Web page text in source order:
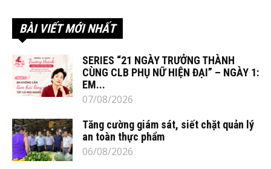
BÀI VIẾT MỚI NHẤT
SERIES “21 NGÀY TRƯỞNG THÀNH
CÙNG CLB PHỤ NỮ HIỆN ĐẠI” – NGÀY 1:
EM...
07/08/2026
Tăng cường giám sát, siết chặt quản lý
an toàn thực phẩm
06/08/2026